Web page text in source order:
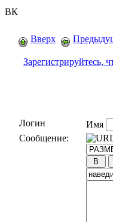
ВК
Вверх
Зарегистрируйтесь,
Логин
Имя
Сообщение: